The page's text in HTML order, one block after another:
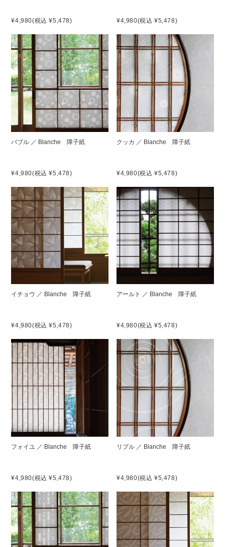
¥4,980(税込 ¥5,478) ¥4,980(税込 ¥5,478)
バブル ／ Blanche 障子紙
¥4,980(税込 ¥5,478)
クッカ ／ Blanche 障子紙
¥4,980(税込 ¥5,478)
イチョウ ／ Blanche 障子紙
¥4,980(税込 ¥5,478)
アールト ／ Blanche 障子紙
¥4,980(税込 ¥5,478)
フォイユ ／ Blanche 障子紙
¥4,980(税込 ¥5,478)
リプル ／ Blanche 障子紙
¥4,980(税込 ¥5,478)